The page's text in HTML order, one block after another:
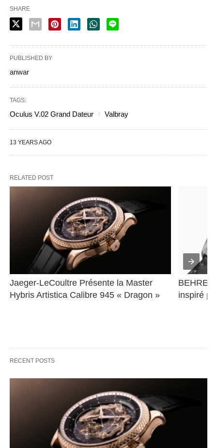
SHARE
PUBLISHED BY
anwar
TAGS:
Oculus V.02 Grand Dateur Valbray
13 YEARS AGO
RELATED POST
Jaeger-LeCoultre Présente la Master
Hybris Artistica Calibre 945 « Dragon »
inspiré
RECENT POSTS